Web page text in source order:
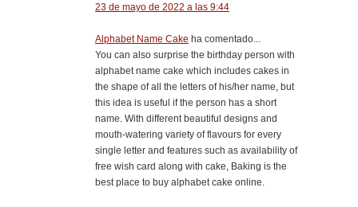
23 de mayo de 2022 a las 9:44
Alphabet Name Cake ha comentado...
You can also surprise the birthday person with
alphabet name cake which includes cakes in
the shape of all the letters of his/her name, but
this idea is useful if the person has a short
name. With different beautiful designs and
mouth-watering variety of flavours for every
single letter and features such as availability of
free wish card along with cake, Baking is the
best place to buy alphabet cake online.